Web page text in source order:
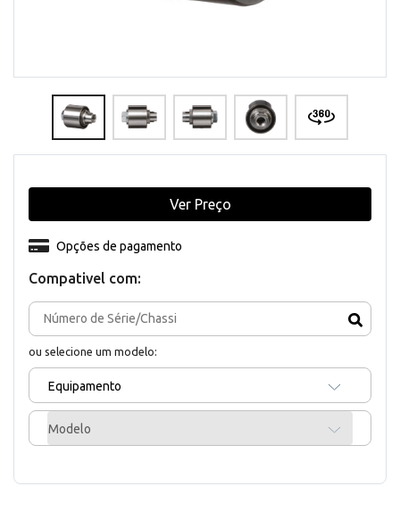
Compativel com:
ou selecione um modelo:
Equipamento
Modelo
Opções de pagamento
Ver Preço